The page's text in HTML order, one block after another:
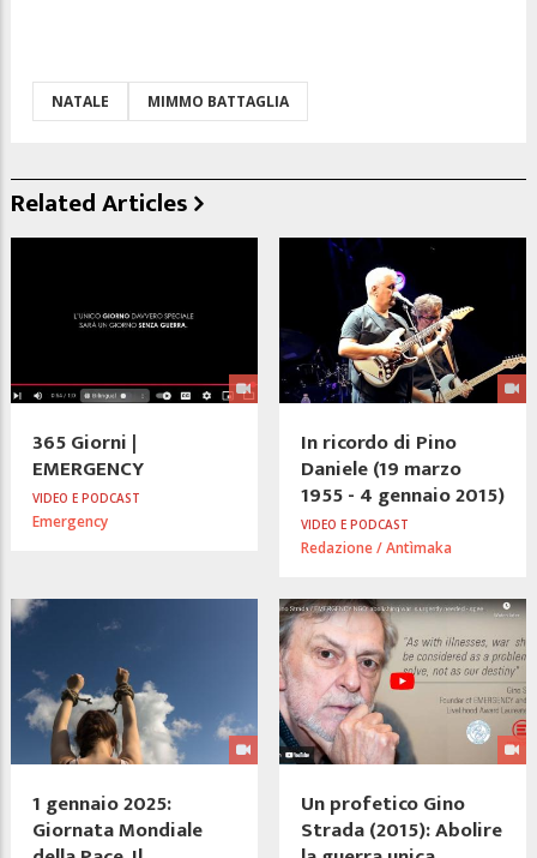
NATALE MIMMO BATTAGLIA
Related Articles
365 Giorni |
EMERGENCY
VIDEO E PODCAST
Emergency
In ricordo di Pino
Daniele (19 marzo
1955 - 4 gennaio 2015)
VIDEO E PODCAST
Redazione / Antìmaka
1 gennaio 2025:
Giornata Mondiale
Un profetico Gino
Strada (2015): Abolire